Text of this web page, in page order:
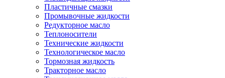
Пластичные смазки
Промывочные жидкости
Редукторное масло
Теплоносители
Технические жидкости
Технологическое масло
Тормозная жидкость
Тракторное масло